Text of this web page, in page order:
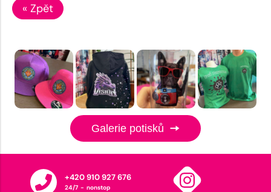
« Zpět
Galerie potisků
+420 910 927 676
24/7 - nonstop